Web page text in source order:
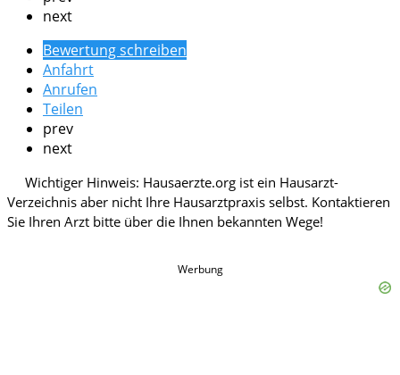
next
Bewertung schreiben
Anfahrt
Anrufen
Teilen
prev
next
Werbung